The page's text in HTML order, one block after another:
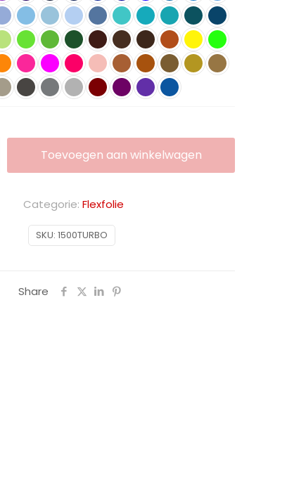
Toevoegen aan winkelwagen
SKU: 1500TURBO
Categorie: Flexfolie
Share